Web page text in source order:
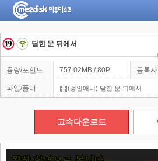
닫힌 문 뒤에서
용량/포인트 757.02MB / 80P 등록자
파일/폴더 (성인애니) 닫힌 문 뒤에서
고속다운로드